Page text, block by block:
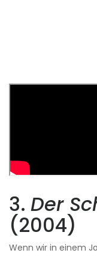
3. Der
(2004)
Wenn wir in einem